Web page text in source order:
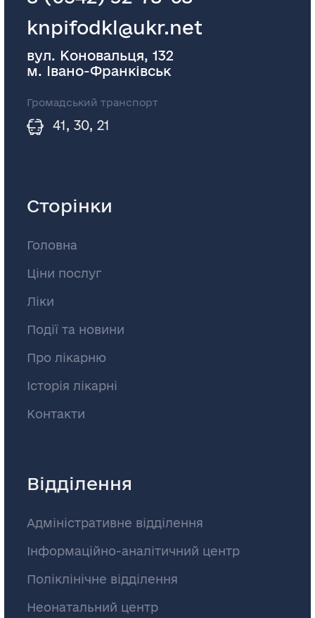
knpifodkl@ukr.net
вул. Коновальця, 132
м. Івано-Франківськ
Громадський транспорт
41, 30, 21
Сторінки
Головна
Ціни послуг
Ліки
Події та новини
Про лікарню
Історія лікарні
Контакти
Відділення
Адміністративне відділення
Інформаційно-аналітичний центр
Поліклінічне відділення
Неонатальний центр